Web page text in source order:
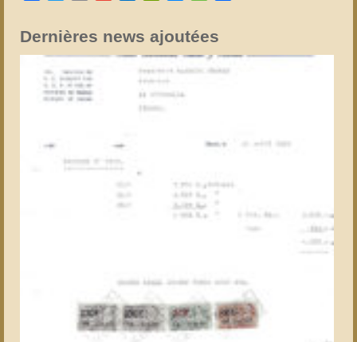
Dernières news ajoutées